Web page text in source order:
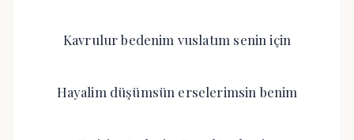
Kavrulur bedenim vuslatım senin için
Hayalim düşümsün erselerimsin benim